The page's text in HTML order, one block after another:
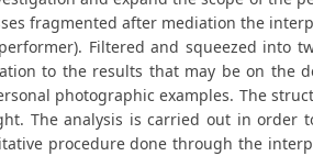
fragmented after mediation the
Filtered and squeezed into
to the results that may be on the
photographic examples. The
The analysis is carried out in order
procedure done through the